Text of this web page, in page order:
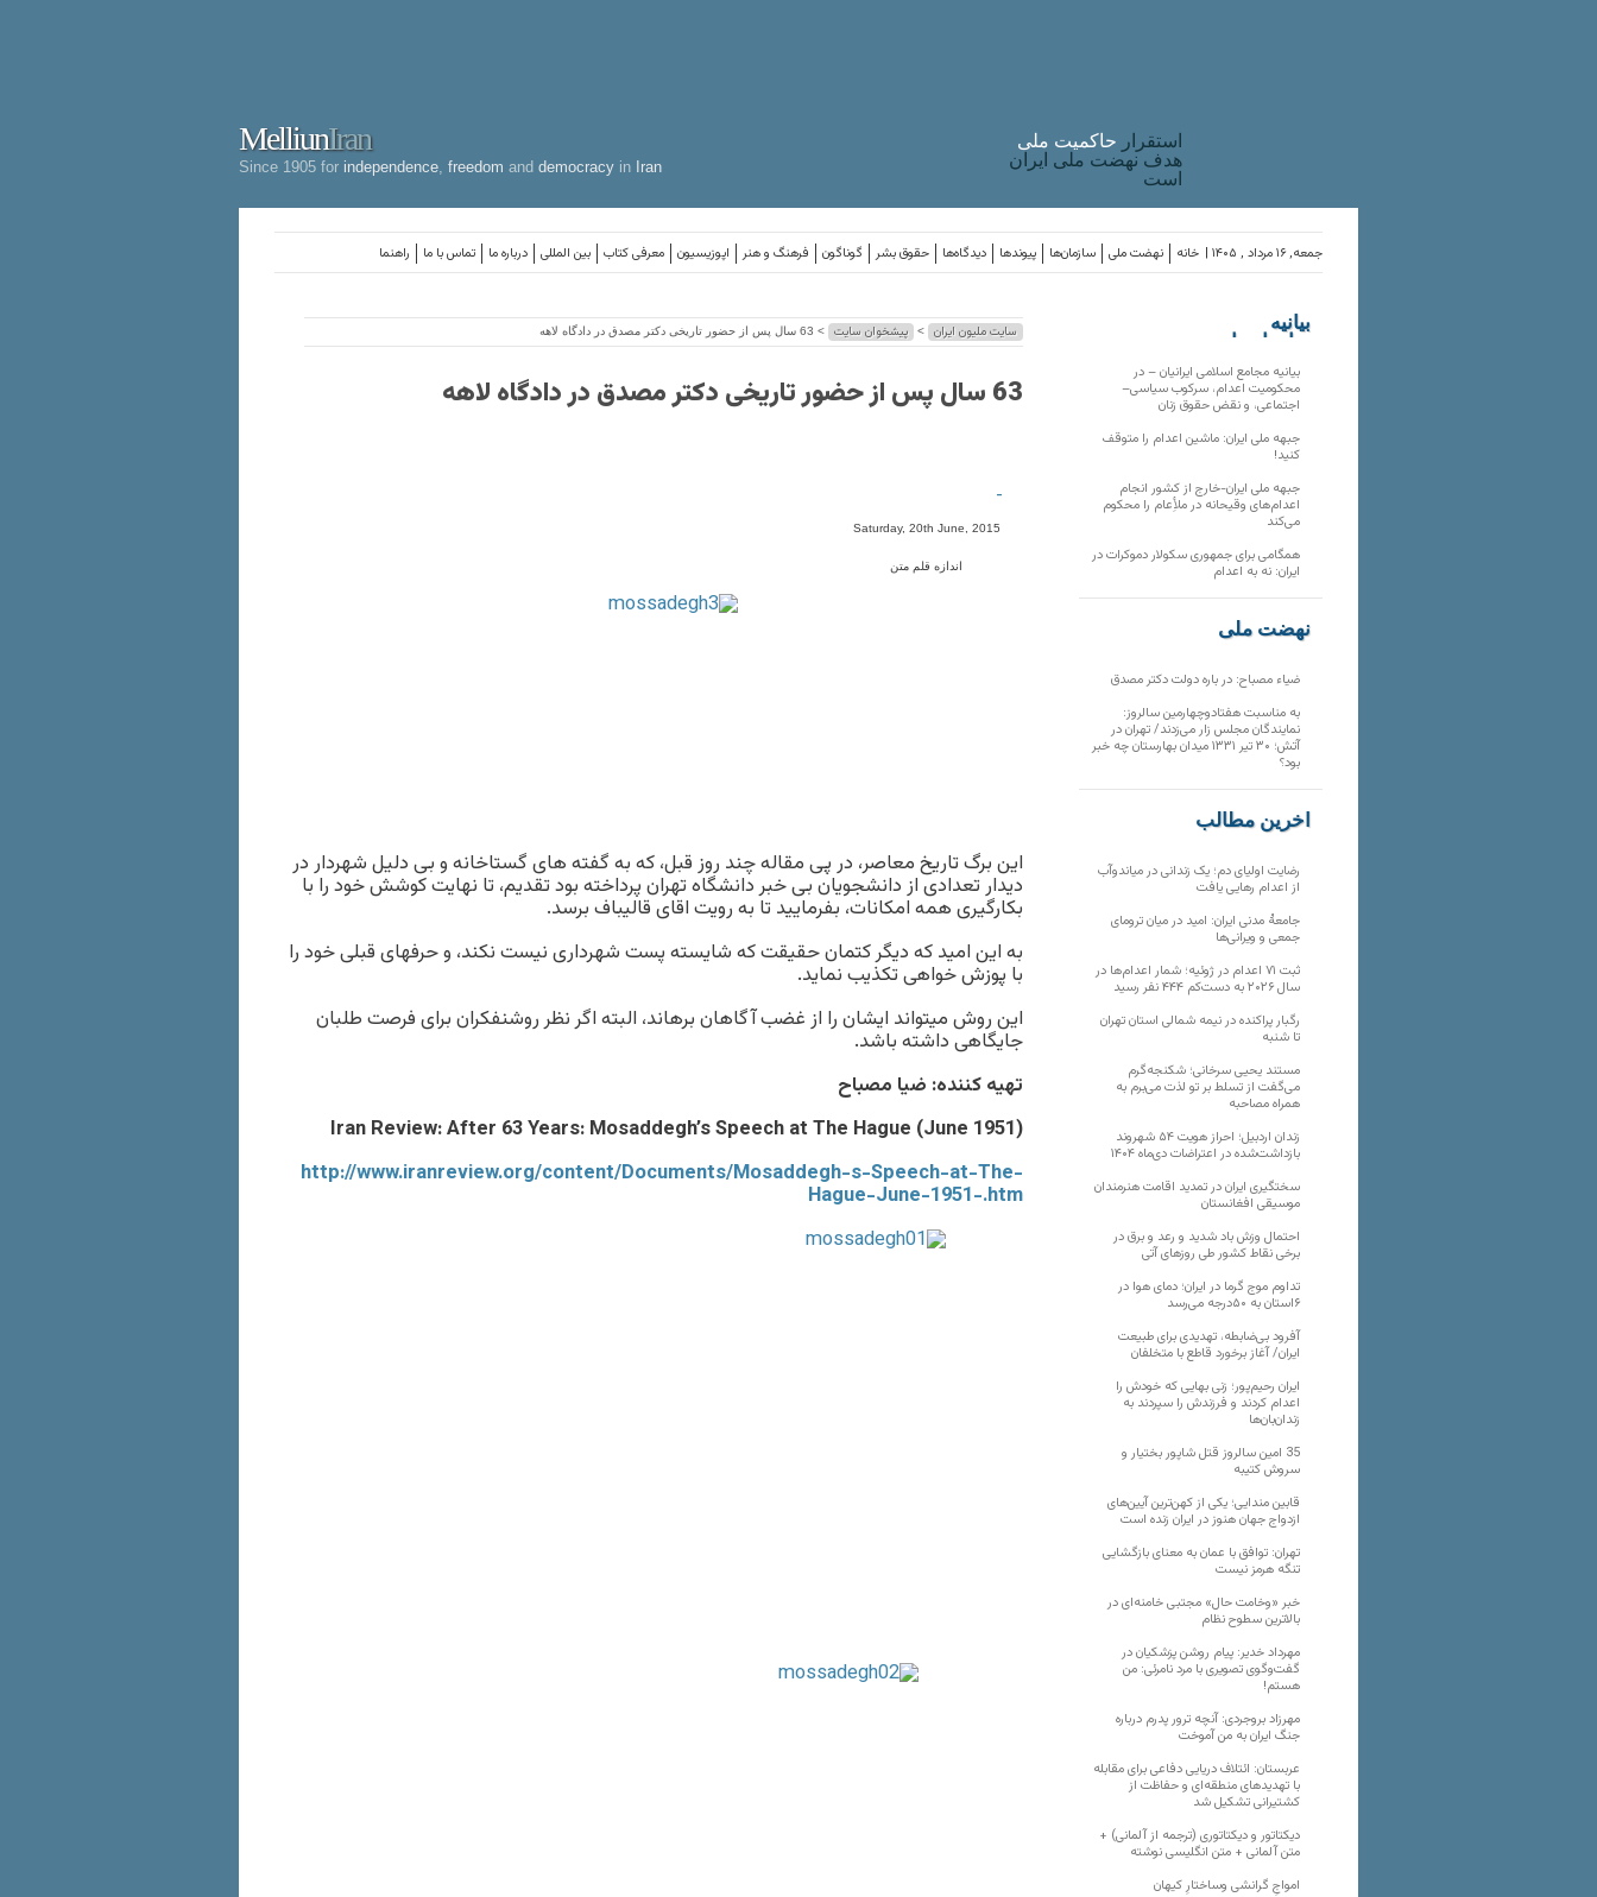
MelliunIran
Since 1905 for independence freedom and democracy in Iran
استقرار حاکميت ملی
هدف نهضت ملی ایران
است
راهنما تماس با ما درباره ما بین المللی معرفی کتاب اپوزیسیون فرهنگ و هنر گوناگون حقوق بشر دیدگاه‌ها پیوندها سازمان‌ها نهضت ملی خانه جمعه, ۱۶ مرداد , ۱۴۰۵ |
سایت ملیون ایران > پیشخوان سایت > 63 سال پس از حضور تاریخی دکتر مصدق در دادگاه لاهه
63 سال پس از حضور تاریخی دکتر مصدق در دادگاه لاهه
-
Saturday, 20th June, 2015
اندازه قلم متن
این برگ تاریخ معاصر، در پی مقاله چند روز قبل، که به گفته های گستاخانه و بی دلیل شهردار در
دیدار تعدادی از دانشجویان بی خبر دانشگاه تهران پرداخته بود تقدیم، تا نهایت کوشش خود را با
بکارگیری همه امکانات، بفرمایید تا به رویت اقای قالیباف برسد.
به این امید که دیگر کتمان حقیقت که شایسته پست شهرداری نیست نکند، و حرفهای قبلی خود را
با پوزش خواهی تکذیب نماید.
این روش میتواند ایشان را از غضب آگاهان برهاند، البته اگر نظر روشنفکران برای فرصت طلبان
جایگاهی داشته باشد.
تهيه کننده: ضيا مصباح
Iran Review: After 63 Years: Mosaddegh’s Speech at The Hague (June 1951)
http://www.iranreview.org/content/Documents/Mosaddegh-s-Speech-at-The-
Hague-June-1951-.htm
بیانیه
سازمان‌های
بیانیه مجامع اسلامی ایرانیان – در
محکومیت اعدام، سرکوب سیاسی–
اجتماعی، و نقض حقوق زنان
جبهه ملی ایران: ماشین اعدام را متوقف
کنید!
جبهه ملی ایران-خارج از کشور انجام
اعدام‌های وقیحانه در ملأِعام را محکوم
می‌کند
همگامی برای جمهوری سکولار دموکرات در
ایران: نه به اعدام
نهضت ملی
ضیاء مصباح: در باره دولت دکتر مصدق
به مناسبت هفتادوچهارمین سالروز:
نمایندگان مجلس زار می‌زدند/ تهران در
آتش؛ ۳۰ تیر ۱۳۳۱ میدان بهارستان چه خبر
بود؟
آخرین مطالب
رضایت اولیای دم؛ یک زندانی در میاندوآب
از اعدام رهایی یافت
جامعهٔ مدنی ایران: امید در میان ترومای
جمعی و ویرانی‌ها
ثبت ۷۱ اعدام در ژوئیه؛ شمار اعدام‌ها در
سال ۲۰۲۶ به دست‌کم ۴۴۴ نفر رسید
رگبار پراکنده در نیمه شمالی استان تهران
تا شنبه
مستند یحیی سرخانی؛ شکنجه‌گرم
می‌گفت از تسلط بر تو لذت می‌برم به
همراه مصاحبه
زندان اردبیل؛ احراز هویت ۵۴ شهروند
بازداشت‌شده در اعتراضات دی‌ماه ۱۴۰۴
سختگیری ایران در تمدید اقامت هنرمندان
موسیقی افغانستان
احتمال وزش باد شدید و رعد و برق در
برخی نقاط کشور طی روزهای آتی
تداوم موج گرما در ایران؛ دمای هوا در
۶استان به ۵۰درجه می‌رسد
آفرود بی‌ضابطه، تهدیدی برای طبیعت
ایران/ آغاز برخورد قاطع با متخلفان
ایران رحیم‌پور؛ زنی بهایی که خودش را
اعدام کردند و فرزندش را سپردند به
زندان‌بان‌ها
35 امین سالروز قتل شاپور بختیار و
سروش کتیبه
قابین مندایی؛ یکی از کهن‌ترین آیین‌های
ازدواج جهان هنوز در ایران زنده است
تهران: توافق با عمان به معنای بازگشایی
تنگه هرمز نیست
خبر «وخامت حال» مجتبی خامنه‌ای در
بالاترین سطوح نظام
مهرداد خدیر: پیام روشن پزشکیان در
گفت‌و‌گوی تصویری با مرد نامرئی: من
هستم!
مهرزاد بروجردی: آنچه ترور پدرم درباره
جنگ ایران به من آموخت
عربستان: ائتلاف دریایی دفاعی برای مقابله
با تهدیدهای منطقه‌ای و حفاظت از
کشتیرانی تشکیل شد
دیکتاتور و دیکتاتوری (ترجمه از آلمانی) +
متن آلمانی + متن انگلیسی نوشته
‌امواجِ گرانشی وساختارِ کیهان